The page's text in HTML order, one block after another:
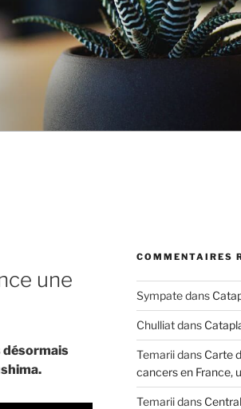
une
désormais
COMMENTAIRES
Sympatedans
Chulliatdans
Temariidans Carte
cancers en France,
Temariidans